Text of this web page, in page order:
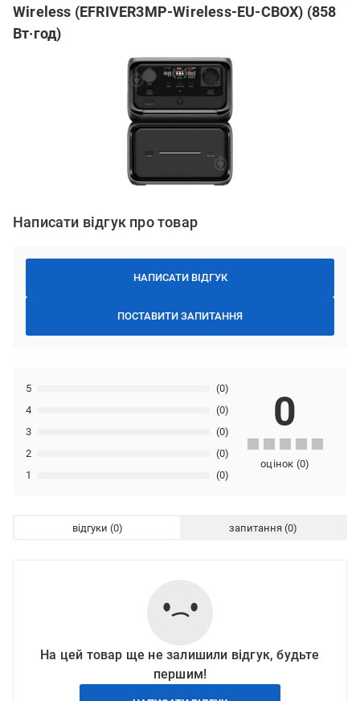
Wireless (EFRIVER3MP-Wireless-EU-CBOX) (858
Вт·год)
Написати відгук про товар
НАПИСАТИ ВІДГУК
ПОСТАВИТИ ЗАПИТАННЯ
1 (0)
2 (0)
3 (0)
4 (0)
5 (0)
0
оцінок (0)
відгуки запитання
На цей товар ще не залишили відгук, будьте
першим!